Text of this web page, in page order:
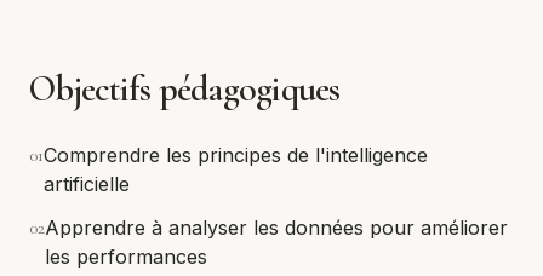
Objectifs pédagogiques
01Comprendre les principes de l'intelligence
artificielle
02Apprendre à analyser les données pour améliorer
les performances